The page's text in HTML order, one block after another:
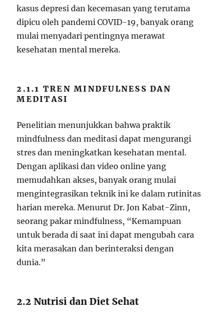
kasus depresi dan kecemasan yang terutama
dipicu oleh pandemi COVID-19, banyak orang
mulai menyadari pentingnya merawat
kesehatan mental mereka.
2.1.1 TREN MINDFULNESS DAN
MEDITASI
Penelitian menunjukkan bahwa praktik
mindfulness dan meditasi dapat mengurangi
stres dan meningkatkan kesehatan mental.
Dengan aplikasi dan video online yang
memudahkan akses, banyak orang mulai
mengintegrasikan teknik ini ke dalam rutinitas
harian mereka. Menurut Dr. Jon Kabat-Zinn,
seorang pakar mindfulness, “Kemampuan
untuk berada di saat ini dapat mengubah cara
kita merasakan dan berinteraksi dengan
dunia.”
2.2 Nutrisi dan Diet Sehat